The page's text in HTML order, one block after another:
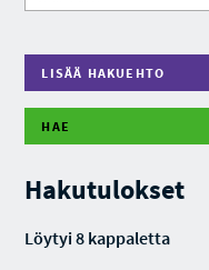
LISÄÄ HAKUEHTO
HAE
Hakutulokset
Löytyi 8 kappaletta
R
A
A